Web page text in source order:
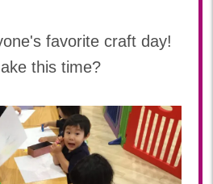
favorite craft day!
this time?